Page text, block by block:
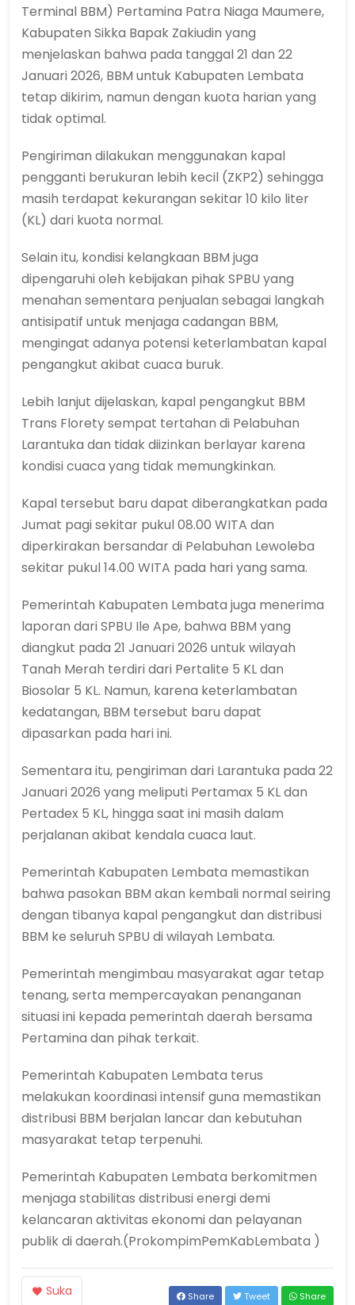
Terminal BBM) Pertamina Patra Niaga Maumere,
Kabupaten Sikka Bapak Zakiudin yang
menjelaskan bahwa pada tanggal 21 dan 22
Januari 2026, BBM untuk Kabupaten Lembata
tetap dikirim, namun dengan kuota harian yang
tidak optimal.
Pengiriman dilakukan menggunakan kapal
pengganti berukuran lebih kecil (ZKP2) sehingga
masih terdapat kekurangan sekitar 10 kilo liter
(KL) dari kuota normal.
Selain itu, kondisi kelangkaan BBM juga
dipengaruhi oleh kebijakan pihak SPBU yang
menahan sementara penjualan sebagai langkah
antisipatif untuk menjaga cadangan BBM,
mengingat adanya potensi keterlambatan kapal
pengangkut akibat cuaca buruk.
Lebih lanjut dijelaskan, kapal pengangkut BBM
Trans Florety sempat tertahan di Pelabuhan
Larantuka dan tidak diizinkan berlayar karena
kondisi cuaca yang tidak memungkinkan.
Kapal tersebut baru dapat diberangkatkan pada
Jumat pagi sekitar pukul 08.00 WITA dan
diperkirakan bersandar di Pelabuhan Lewoleba
sekitar pukul 14.00 WITA pada hari yang sama.
Pemerintah Kabupaten Lembata juga menerima
laporan dari SPBU Ile Ape, bahwa BBM yang
diangkut pada 21 Januari 2026 untuk wilayah
Tanah Merah terdiri dari Pertalite 5 KL dan
Biosolar 5 KL. Namun, karena keterlambatan
kedatangan, BBM tersebut baru dapat
dipasarkan pada hari ini.
Sementara itu, pengiriman dari Larantuka pada 22
Januari 2026 yang meliputi Pertamax 5 KL dan
Pertadex 5 KL, hingga saat ini masih dalam
perjalanan akibat kendala cuaca laut.
Pemerintah Kabupaten Lembata memastikan
bahwa pasokan BBM akan kembali normal seiring
dengan tibanya kapal pengangkut dan distribusi
BBM ke seluruh SPBU di wilayah Lembata.
Pemerintah mengimbau masyarakat agar tetap
tenang, serta mempercayakan penanganan
situasi ini kepada pemerintah daerah bersama
Pertamina dan pihak terkait.
Pemerintah Kabupaten Lembata terus
melakukan koordinasi intensif guna memastikan
distribusi BBM berjalan lancar dan kebutuhan
masyarakat tetap terpenuhi.
Pemerintah Kabupaten Lembata berkomitmen
menjaga stabilitas distribusi energi demi
kelancaran aktivitas ekonomi dan pelayanan
publik di daerah.(ProkompimPemKabLembata )
Suka Share Tweet Share